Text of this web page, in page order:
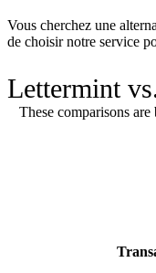
Vous cherchez une
de choisir notre service
Lettermint
These comparisons